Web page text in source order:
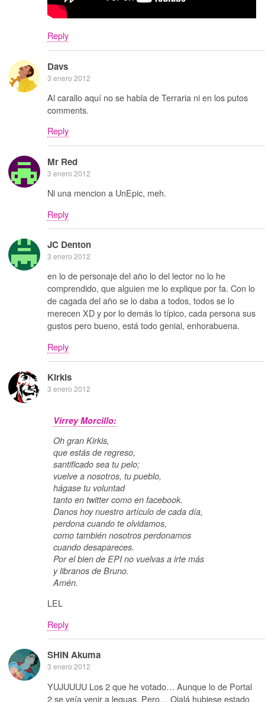
Reply
Davs
3 enero 2012
Al carallo aquí no se habla de Terraria ni en los putos
comments.
Reply
Mr Red
3 enero 2012
Ni una mencion a UnEpic, meh.
Reply
JC Denton
3 enero 2012
en lo de personaje del año lo del lector no lo he
comprendido, que alguien me lo explique por fa. Con lo
de cagada del año se lo daba a todos, todos se lo
merecen XD y por lo demás lo típico, cada persona sus
gustos pero bueno, está todo genial, enhorabuena.
Reply
Kirkis
3 enero 2012
Virrey Morcillo:
Oh gran Kirkis,
que estás de regreso,
santificado sea tu pelo;
vuelve a nosotros, tu pueblo,
hágase tu voluntad
tanto en twitter como en facebook.
Danos hoy nuestro artículo de cada día,
perdona cuando te olvidamos,
como también nosotros perdonamos
cuando desapareces.
Por el bien de EPI no vuelvas a irte más
y libranos de Bruno.
Amén.
LEL
Reply
SHIN Akuma
3 enero 2012
YUJUUUU Los 2 que he votado… Aunque lo de Portal
2 se veía venir a leguas. Pero… Ojalá hubiese estado